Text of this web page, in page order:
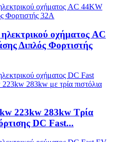
οχήματος AC
Διπλός Φορτιστής
223kw 283kw Τρία
DC Fast...